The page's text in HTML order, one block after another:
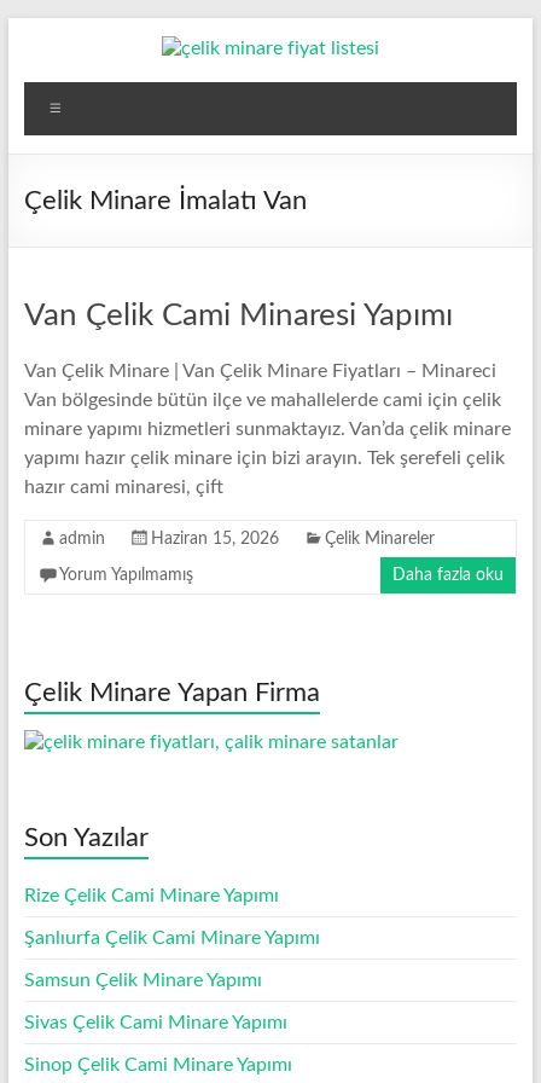
Çelik
Minare,
Çelik
Çelik
Minare
Firması
Çelik
Minare,
Minare
Modelleri
Çelik Minare İmalatı Van
Van Çelik Cami Minaresi Yapımı
Van Çelik Minare | Van Çelik Minare Fiyatları – Minareci
Van bölgesinde bütün ilçe ve mahallelerde cami için çelik
minare yapımı hizmetleri sunmaktayız. Van’da çelik minare
yapımı hazır çelik minare için bizi arayın. Tek şerefeli çelik
hazır cami minaresi, çift
admin Haziran 15, 2026 Çelik Minareler
Yorum Yapılmamış Daha fazla oku
Çelik Minare Yapan Firma
Son Yazılar
Rize Çelik Cami Minare Yapımı
Şanlıurfa Çelik Cami Minare Yapımı
Samsun Çelik Minare Yapımı
Sivas Çelik Cami Minare Yapımı
Sinop Çelik Cami Minare Yapımı